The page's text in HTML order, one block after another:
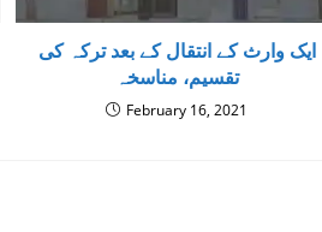
ایک وارث کے انتقال کے بعد ترکہ کی
تقسیم، مناسخہ
February 16, 2021